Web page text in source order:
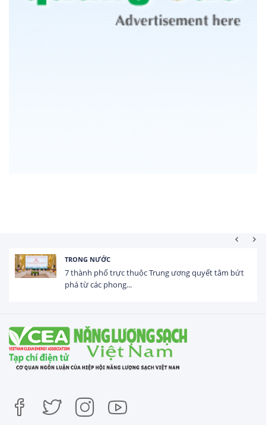
TRONG NƯỚC
7 thành phố trực thuộc Trung ương quyết tâm bứt
phá từ các phong...